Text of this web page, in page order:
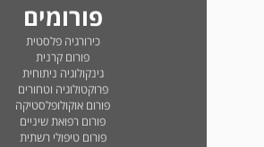
פורומים
כירורגיה פלסטית
פורום קרנית
גינקולוגיה ניתוחית
פרוקטולוגיה וטחורים
פורום אוקולופלסטיקה
פורום רפואת שיניים
פורום טיפולי רשתית